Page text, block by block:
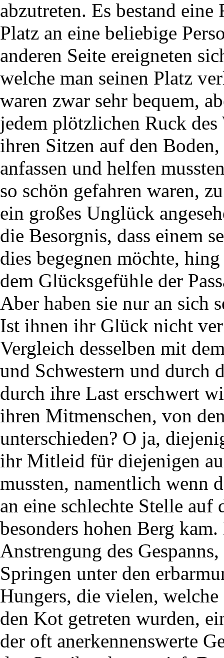
abzutreten. Es bestand
Platz an eine beliebige
anderen Seite ereigneten
welche man seinen Platz
waren zwar sehr bequem,
jedem plötzlichen Ruck des
ihren Sitzen auf den
anfassen und helfen
so schön gefahren waren,
ein großes Unglück
die Besorgnis, dass einem
dies begegnen möchte,
dem Glücksgefühle der
Aber haben sie nur an sich
Ist ihnen ihr Glück nicht
Vergleich desselben mit
und Schwestern und durch
durch ihre Last erschwert
ihren Mitmenschen, von
unterschieden? O ja,
ihr Mitleid für diejenigen
mussten, namentlich wenn
an eine schlechte Stelle auf
besonders hohen Berg
Anstrengung des
Springen unter den
Hungers, die vielen,
den Kot getreten wurden,
der oft anerkennenswerte